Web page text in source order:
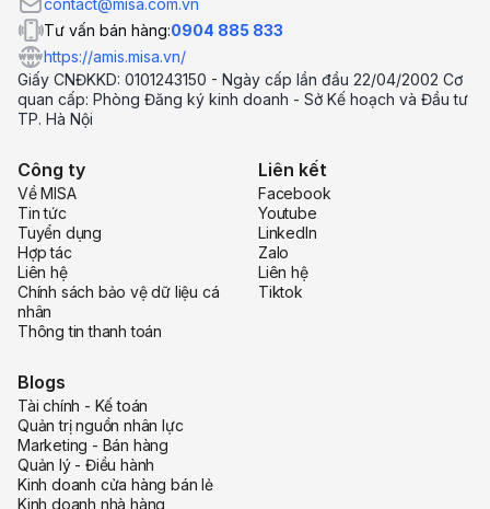
contact@misa.com.vn
Tư vấn bán hàng:0904 885 833
https://amis.misa.vn/
Giấy CNĐKKD: 0101243150 - Ngày cấp lần đầu 22/04/2002 Cơ
quan cấp: Phòng Đăng ký kinh doanh - Sở Kế hoạch và Đầu tư
TP. Hà Nội
Công ty
Về MISA
Tin tức
Tuyển dụng
Hợp tác
Liên hệ
Chính sách bảo vệ dữ liệu cá
nhân
Thông tin thanh toán
Liên kết
Facebook
Youtube
LinkedIn
Zalo
Liên hệ
Tiktok
Blogs
Tài chính - Kế toán
Quản trị nguồn nhân lực
Marketing - Bán hàng
Quản lý - Điều hành
Kinh doanh cửa hàng bán lẻ
Kinh doanh nhà hàng